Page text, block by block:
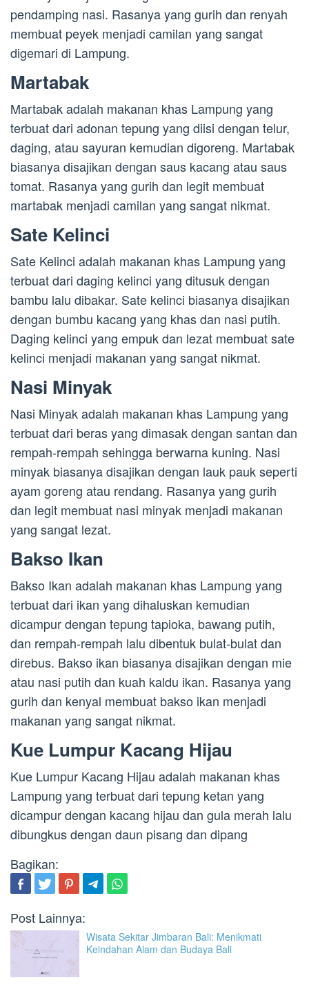
pendamping nasi. Rasanya yang gurih dan renyah
membuat peyek menjadi camilan yang sangat
digemari di Lampung.
Martabak
Martabak adalah makanan khas Lampung yang
terbuat dari adonan tepung yang diisi dengan telur,
daging, atau sayuran kemudian digoreng. Martabak
biasanya disajikan dengan saus kacang atau saus
tomat. Rasanya yang gurih dan legit membuat
martabak menjadi camilan yang sangat nikmat.
Sate Kelinci
Sate Kelinci adalah makanan khas Lampung yang
terbuat dari daging kelinci yang ditusuk dengan
bambu lalu dibakar. Sate kelinci biasanya disajikan
dengan bumbu kacang yang khas dan nasi putih.
Daging kelinci yang empuk dan lezat membuat sate
kelinci menjadi makanan yang sangat nikmat.
Nasi Minyak
Nasi Minyak adalah makanan khas Lampung yang
terbuat dari beras yang dimasak dengan santan dan
rempah-rempah sehingga berwarna kuning. Nasi
minyak biasanya disajikan dengan lauk pauk seperti
ayam goreng atau rendang. Rasanya yang gurih
dan legit membuat nasi minyak menjadi makanan
yang sangat lezat.
Bakso Ikan
Bakso Ikan adalah makanan khas Lampung yang
terbuat dari ikan yang dihaluskan kemudian
dicampur dengan tepung tapioka, bawang putih,
dan rempah-rempah lalu dibentuk bulat-bulat dan
direbus. Bakso ikan biasanya disajikan dengan mie
atau nasi putih dan kuah kaldu ikan. Rasanya yang
gurih dan kenyal membuat bakso ikan menjadi
makanan yang sangat nikmat.
Kue Lumpur Kacang Hijau
Kue Lumpur Kacang Hijau adalah makanan khas
Lampung yang terbuat dari tepung ketan yang
dicampur dengan kacang hijau dan gula merah lalu
dibungkus dengan daun pisang dan dipang
Bagikan:
Post Lainnya:
Wisata Sekitar Jimbaran Bali: Menikmati
Keindahan Alam dan Budaya Bali